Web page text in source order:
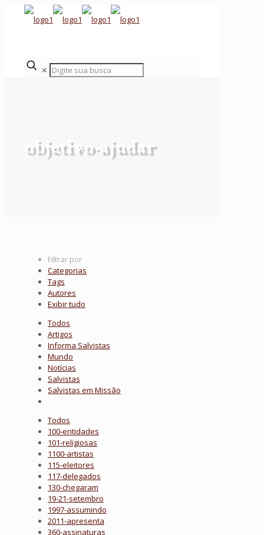
✕
objetivo-ajudar
Filtrar por
Categorias
Tags
Autores
Exibir tudo
Todos
Artigos
Informa Salvistas
Mundo
Notícias
Salvistas
Salvistas em Missão
Todos
100-entidades
101-religiosas
1100-artistas
115-eleitores
117-delegados
130-chegaram
19-21-setembro
1997-assumindo
2011-apresenta
360-assinaturas